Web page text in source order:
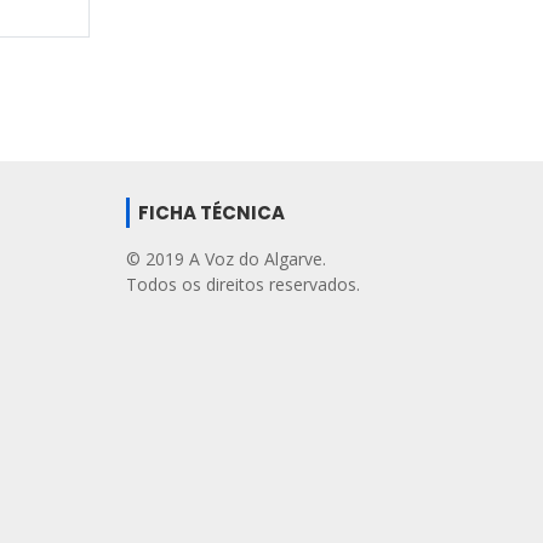
FICHA TÉCNICA
© 2019 A Voz do Algarve.
Todos os direitos reservados.